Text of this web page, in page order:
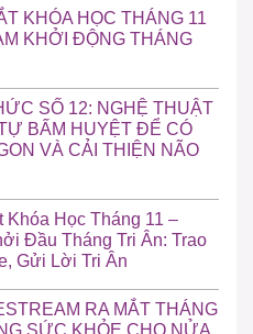
KHÓA HỌC THÁNG 11
KHỞI ĐỘNG THÁNG
SỐ 12: NGHỆ THUẬT
BẤM HUYỆT ĐỂ CÓ
VÀ CẢI THIỆN NÃO
Khóa Học Tháng 11 –
Đầu Tháng Tri Ân: Trao
Gửi Lời Tri Ân
RA MẮT THÁNG